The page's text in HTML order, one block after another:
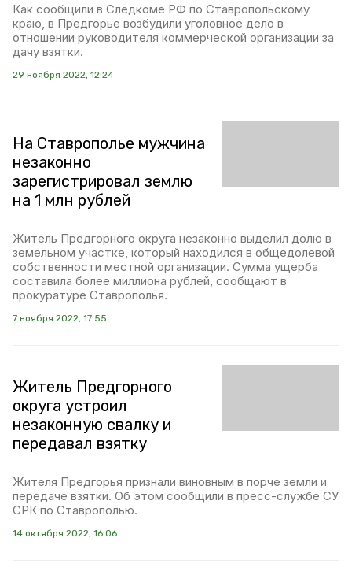
Как сообщили в Следкоме РФ по Ставропольскому
краю, в Предгорье возбудили уголовное дело в
отношении руководителя коммерческой организации за
дачу взятки.
29 ноября 2022, 12:24
На Ставрополье мужчина
незаконно
зарегистрировал землю
на 1 млн рублей
Житель Предгорного округа незаконно выделил долю в
земельном участке, который находился в общедолевой
собственности местной организации. Сумма ущерба
составила более миллиона рублей, сообщают в
прокуратуре Ставрополья.
7 ноября 2022, 17:55
Житель Предгорного
округа устроил
незаконную свалку и
передавал взятку
Жителя Предгорья признали виновным в порче земли и
передаче взятки. Об этом сообщили в пресс-службе СУ
СРК по Ставрополью.
14 октября 2022, 16:06